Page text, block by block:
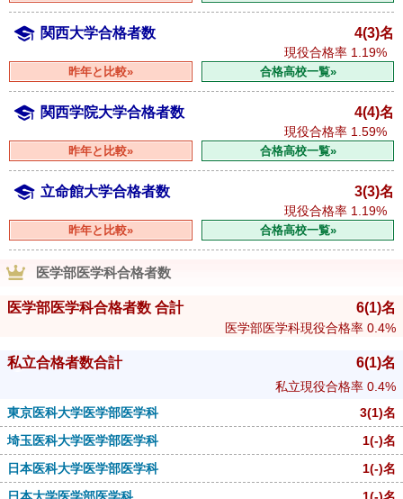
関西大学合格者数 4(3)名
現役合格率 1.19%
昨年と比較» 合格高校一覧»
関西学院大学合格者数 4(4)名
現役合格率 1.59%
昨年と比較» 合格高校一覧»
立命館大学合格者数 3(3)名
現役合格率 1.19%
昨年と比較» 合格高校一覧»
医学部医学科合格者数
医学部医学科合格者数 合計 6(1)名
医学部医学科現役合格率 0.4%
私立合格者数合計 6(1)名
私立現役合格率 0.4%
東京医科大学医学部医学科
3(1)名
埼玉医科大学医学部医学科
1(-)名
日本医科大学医学部医学科
1(-)名
日本大学医学部医学科
1(-)名